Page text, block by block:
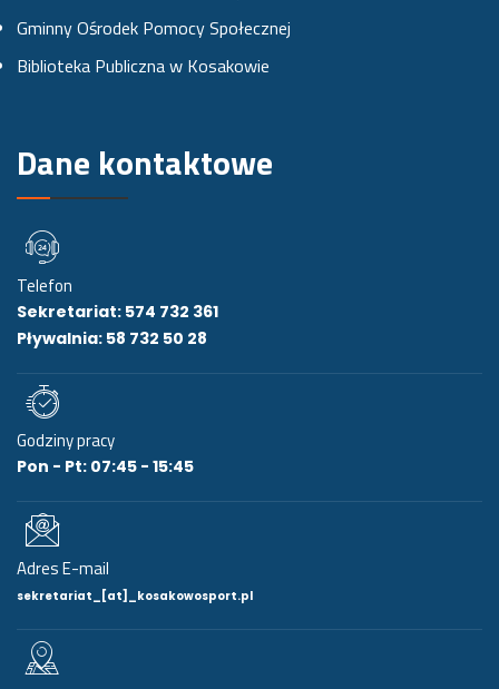
u
m
i
Gminny Ośrodek Pomocy Społecznej
Biblioteka Publiczna w Kosakowie
Dane kontaktowe
Telefon
Sekretariat: 574 732 361
Pływalnia: 58 732 50 28
Godziny pracy
Pon - Pt: 07:45 - 15:45
Adres E-mail
sekretariat_[at]_kosakowosport.pl